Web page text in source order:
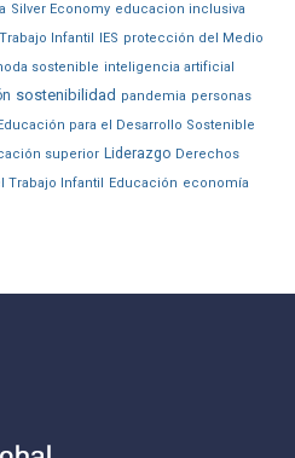
Silver Economy educacion inclusiva
Trabajo Infantil IES protección del Medio
sostenible inteligencia artificial
sostenibilidad pandemia personas
para el Desarrollo Sostenible
superior Liderazgo Derechos
Trabajo Infantil Educación economía